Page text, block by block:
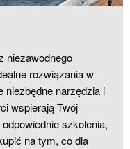
niezawodnego
rozwiązania w
niezbędne narzędzia i
wspierają Twój
szkolenia,
na tym, co dla